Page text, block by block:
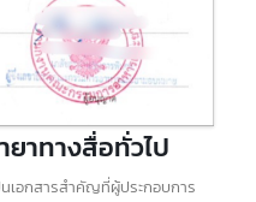
ละยา หรือ อย.